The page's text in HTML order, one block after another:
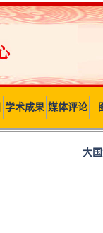
学术成果 媒体评论
大